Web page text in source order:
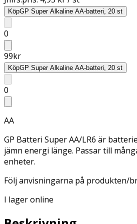
KöpGP Super Alkaline AA-batteri, 20 st
0
99kr
KöpGP Super Alkaline AA-batteri, 20 st
0
AA
GP Batteri Super AA/LR6 är
jämn energi länge. Passar till
enheter.
Följ anvisningarna på produkten/
I lager online